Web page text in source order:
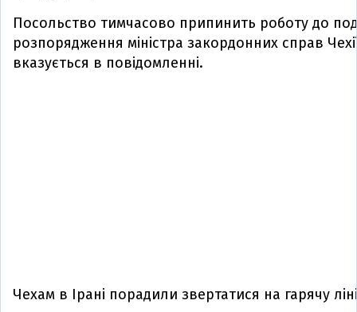
Посольство тимчасово припинить роботу до
розпорядження міністра закордонних справ
вказується в повідомленні.
Чехам в Ірані порадили звертатися на гарячу